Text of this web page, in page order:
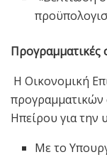
Προγραμματικές
Η Οικονομική
προγραμματικών
Ηπείρου για την
Με το